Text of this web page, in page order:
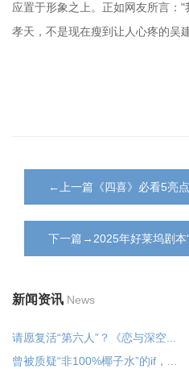
应置于形象之上。正如网友所言：
孝天，不是现在瘦到让人心疼的吴
←上一篇《四喜》必看5亮
下一篇→2025年好莱坞剧本
新闻资讯 News
请愿复活“第六人”？《恋与深空...
曾被质疑“非100%椰子水”的if，...